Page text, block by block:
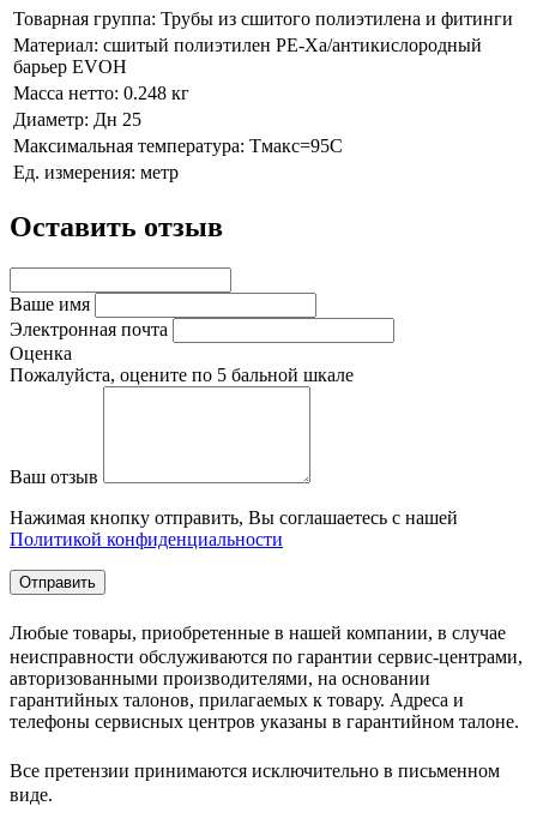
Товарная группа: Трубы из сшитого полиэтилена и фитинги
Материал: сшитый полиэтилен PE-Xa/антикислородный
барьер EVOH
Масса нетто: 0.248 кг
Диаметр: Дн 25
Максимальная температура: Тмакс=95C
Ед. измерения: метр
Оставить отзыв
Ваше имя
Электронная почта
Оценка
Пожалуйста, оцените по 5 бальной шкале
Ваш отзыв
Нажимая кнопку отправить, Вы соглашаетесь с нашей
Политикой конфиденциальности
Любые товары, приобретенные в нашей компании, в случае
неисправности обслуживаются по гарантии сервис-центрами,
авторизованными производителями, на основании
гарантийных талонов, прилагаемых к товару. Адреса и
телефоны сервисных центров указаны в гарантийном талоне.
Все претензии принимаются исключительно в письменном
виде.